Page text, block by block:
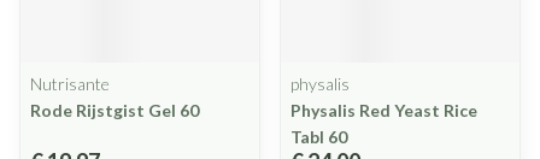
Nutrisante
Rode Rijstgist Gel 60
physalis
Physalis Red Yeast Rice
Tabl 60